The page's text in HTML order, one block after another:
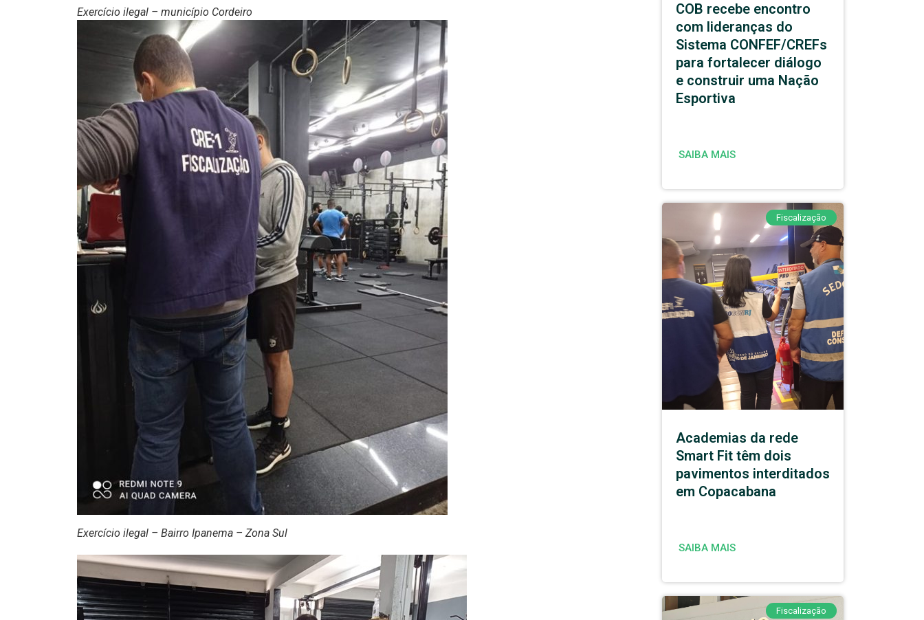
Exercício ilegal – município Cordeiro
Exercício ilegal – Bairro Ipanema – Zona Sul
COB recebe encontro
com lideranças do
Sistema CONFEF/CREFs
para fortalecer diálogo
e construir uma Nação
Esportiva
SAIBA MAIS
Fiscalização
Academias da rede
Smart Fit têm dois
pavimentos interditados
em Copacabana
SAIBA MAIS
Fiscalização